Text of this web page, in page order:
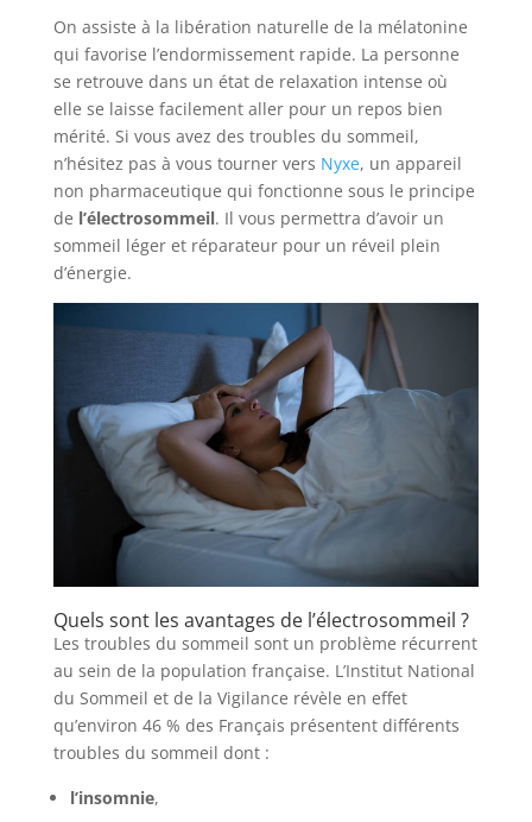
On assiste à la libération naturelle de la mélatonine
qui favorise l’endormissement rapide. La personne
se retrouve dans un état de relaxation intense où
elle se laisse facilement aller pour un repos bien
mérité. Si vous avez des troubles du sommeil,
n’hésitez pas à vous tourner vers Nyxe, un appareil
non pharmaceutique qui fonctionne sous le principe
de l’électrosommeil. Il vous permettra d’avoir un
sommeil léger et réparateur pour un réveil plein
d’énergie.
Quels sont les avantages de l’électrosommeil ?
Les troubles du sommeil sont un problème récurrent
au sein de la population française. L’Institut National
du Sommeil et de la Vigilance révèle en effet
qu’environ 46 % des Français présentent différents
troubles du sommeil dont :
l’insomnie,